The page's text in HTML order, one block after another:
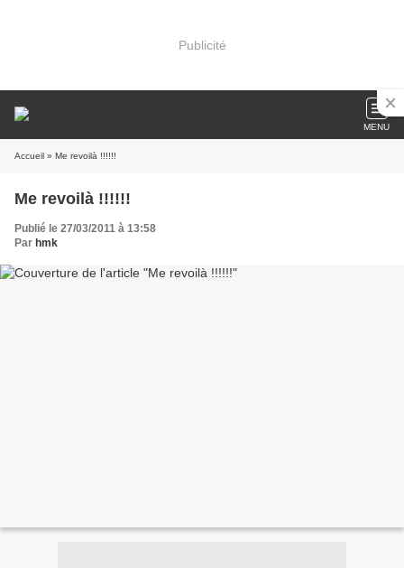
Publicité
MENU
Accueil » Me revoilà !!!!!!
Me revoilà !!!!!!
Publié le 27/03/2011 à 13:58
Par hmk